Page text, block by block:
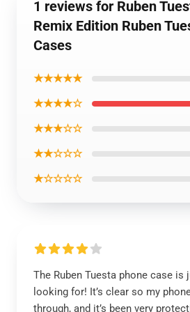
1 reviews for Ruben
Remix Edition Ruben
Cases
★★★★★
★★★★☆
★★★☆☆
★★☆☆☆
★☆☆☆☆
The Ruben Tuesta phone case is
looking for! It’s clear so my
through, and it’s been very